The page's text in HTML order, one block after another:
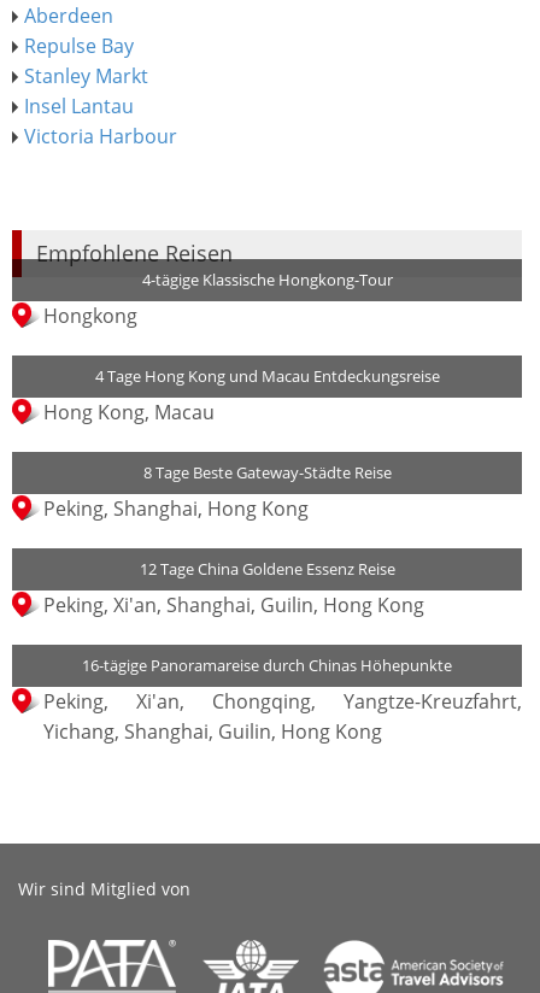
Aberdeen
Repulse Bay
Stanley Markt
Insel Lantau
Victoria Harbour
Empfohlene Reisen
4-tägige Klassische Hongkong-Tour
Hongkong
4 Tage Hong Kong und Macau Entdeckungsreise
Hong Kong, Macau
8 Tage Beste Gateway-Städte Reise
Peking, Shanghai, Hong Kong
12 Tage China Goldene Essenz Reise
Peking, Xi'an, Shanghai, Guilin, Hong Kong
16-tägige Panoramareise durch Chinas Höhepunkte
Peking, Xi'an, Chongqing, Yangtze-Kreuzfahrt,
Yichang, Shanghai, Guilin, Hong Kong
Wir sind Mitglied von